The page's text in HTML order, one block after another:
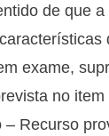
de que
exame,
no item
Recurso